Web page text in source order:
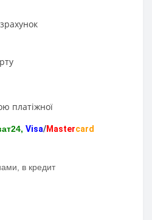
платіжної
Visa/Mastercard
в кредит